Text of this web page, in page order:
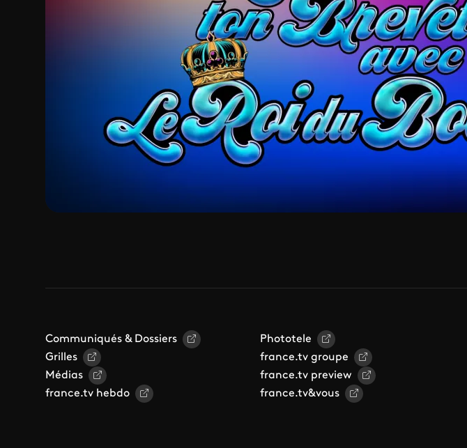
Communiqués & Dossiers
Grilles
Médias
france.tv hebdo
Phototele
france.tv groupe
france.tv preview
france.tv&vous